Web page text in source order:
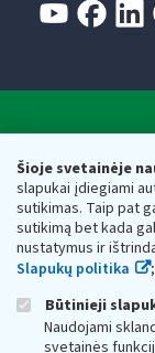
Šioje svetainėje
slapukai įdiegiami
sutikimas. Taip pat
sutikimą bet kada
nustatymus ir
Slapukų politika
;
Būtinieji
Naudojami
svetainės
Respublikos
Biudžetinė įstaiga.
adresas: Vasario
vmi@vmi.lt, E.
Duomenys apie
Respublikos